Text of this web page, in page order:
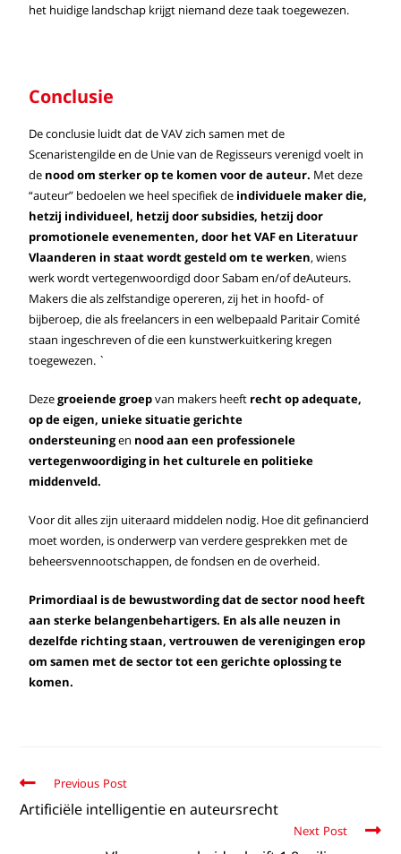
het huidige landschap krijgt niemand deze taak toegewezen.
Conclusie
De conclusie luidt dat de VAV zich samen met de
Scenaristengilde en de Unie van de Regisseurs verenigd voelt in
de nood om sterker op te komen voor de auteur. Met deze
“auteur” bedoelen we heel specifiek de individuele maker die,
hetzij individueel, hetzij door subsidies, hetzij door
promotionele evenementen, door het VAF en Literatuur
Vlaanderen in staat wordt gesteld om te werken, wiens
werk wordt vertegenwoordigd door Sabam en/of deAuteurs.
Makers die als zelfstandige opereren, zij het in hoofd- of
bijberoep, die als freelancers in een welbepaald Paritair Comité
staan ingeschreven of die een kunstwerkuitkering kregen
toegewezen. `
Dezegroeiende groepvan makers heeft recht op adequate,
op de eigen, unieke situatie gerichte
ondersteuningen nood aan een professionele
vertegenwoordiging in het culturele en politieke
middenveld.
Voor dit alles zijn uiteraard middelen nodig. Hoe dit gefinancierd
moet worden, is onderwerp van verdere gesprekken met de
beheersvennootschappen, de fondsen en de overheid.
Primordiaal is de bewustwording dat de sector nood heeft
aan sterke belangenbehartigers. En als alle neuzen in
dezelfde richting staan, vertrouwen de verenigingen erop
om samen met de sector tot een gerichte oplossing te
komen.
Previous Post
Artificiële intelligentie en auteursrecht
Next Post